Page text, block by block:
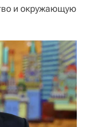
и окружающую